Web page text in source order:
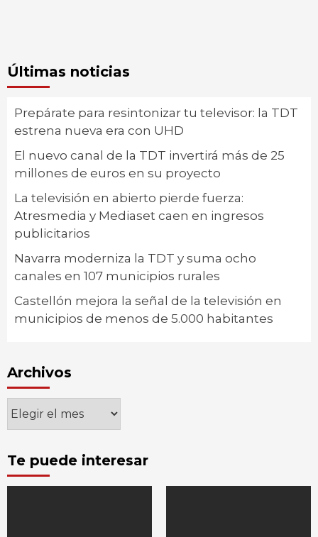
Últimas noticias
Prepárate para resintonizar tu televisor: la TDT
estrena nueva era con UHD
El nuevo canal de la TDT invertirá más de 25
millones de euros en su proyecto
La televisión en abierto pierde fuerza:
Atresmedia y Mediaset caen en ingresos
publicitarios
Navarra moderniza la TDT y suma ocho
canales en 107 municipios rurales
Castellón mejora la señal de la televisión en
municipios de menos de 5.000 habitantes
Archivos
Te puede interesar